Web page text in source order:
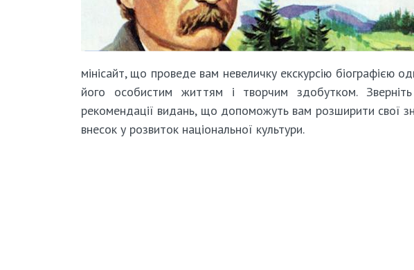
мінісайт, що проведе вам невеличку екскурсію біографією
його особистим життям і творчим здобутком.
рекомендації видань, що допоможуть вам розширити свої
внесок у розвиток національної культури.